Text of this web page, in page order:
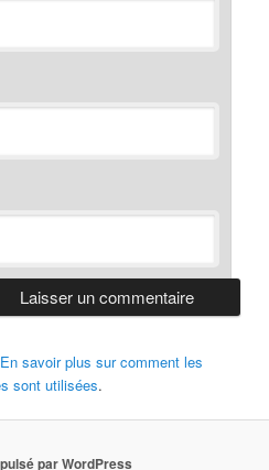
En savoir plus sur comment les
sont utilisées.
par WordPress